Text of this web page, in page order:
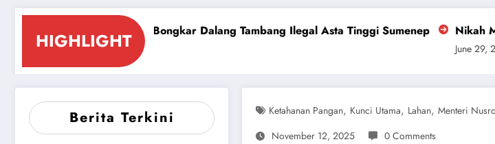
HIGHLIGHT
Polda Bongkar Dalang Tambang Ilegal Asta Tinggi Sumenep Nikah Massal: Pemkot
Berita Terkini Ketahanan Pangan, Kunci Utama, Lahan, Menteri
November 12, 2025
0 Comments